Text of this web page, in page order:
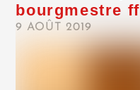
bourgmestre ff
9 AOÛT 2019